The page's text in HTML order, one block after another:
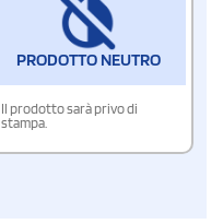
PRODOTTO NEUTRO
Il prodotto sarà privo di
stampa.